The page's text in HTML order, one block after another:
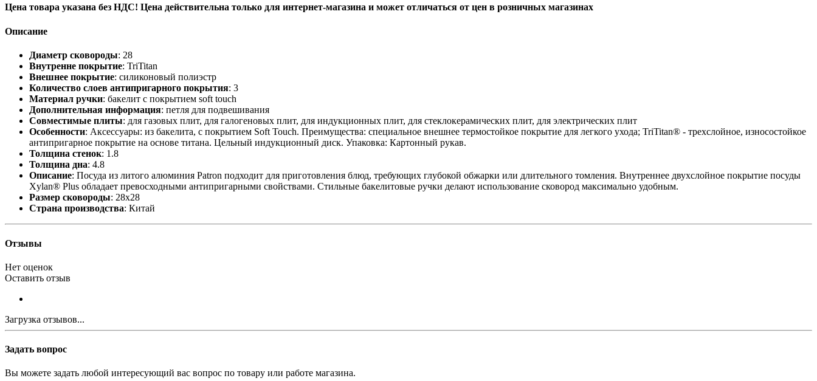
Цена товара указана без НДС! Цена действительна только для интернет-магазина и может отличаться от цен в розничных магазинах
Описание
Диаметр сковороды: 28
Внутренне покрытие: TriTitan
Внешнее покрытие: силиконовый полиэстр
Количество слоев антипригарного покрытия: 3
Материал ручки: бакелит с покрытием soft touch
Дополнительная информация: петля для подвешивания
Совместимые плиты: для газовых плит, для галогеновых плит, для индукционных плит, для стеклокерамических плит, для электрических плит
Особенности: Аксессуары: из бакелита, с покрытием Soft Touch. Преимущества: специальное внешнее термостойкое покрытие для легкого ухода; TriTitan® - трехслойное, износостойкое
антипригарное покрытие на основе титана. Цельный индукционный диск. Упаковка: Картонный рукав.
Толщина стенок: 1.8
Толщина дна: 4.8
Описание: Посуда из литого алюминия Patron подходит для приготовления блюд, требующих глубокой обжарки или длительного томления. Внутреннее двухслойное покрытие посуды
Xylan® Plus обладает превосходными антипригарными свойствами. Стильные бакелитовые ручки делают использование сковород максимально удобным.
Размер сковороды: 28х28
Страна производства: Китай
Отзывы
Нет оценок
Оставить отзыв
Загрузка отзывов...
Задать вопрос
Вы можете задать любой интересующий вас вопрос по товару или работе магазина.